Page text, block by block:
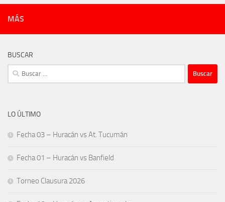
MÁS
BUSCAR
Buscar:
LO ÚLTIMO
Fecha 03 – Huracán vs At. Tucumán
Fecha 01 – Huracán vs Banfield
Torneo Clausura 2026